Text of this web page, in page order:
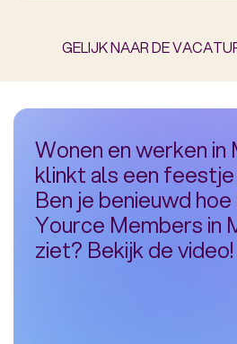
GELIJK NAAR DE
Wonen en werken in
klinkt als een
Ben je benieuwd
Yource Members in
ziet? Bekijk de video!